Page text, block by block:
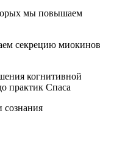
мы повышаем
секрецию миокинов
когнитивной
практик Спаса
сознания